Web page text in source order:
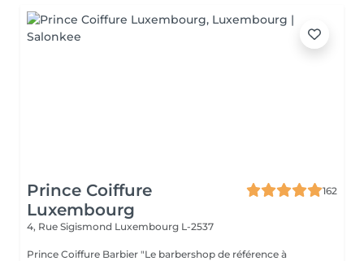
Prince Coiffure
Luxembourg
162
4, Rue Sigismond Luxembourg L-2537
Prince Coiffure Barbier "Le barbershop de référence à